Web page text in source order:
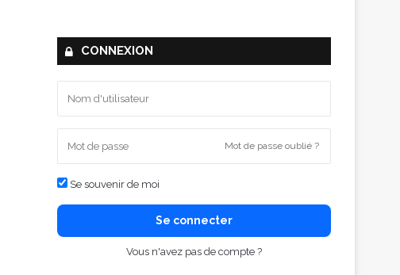
CONNEXION
Mot de passe oublié ?
Se souvenir de moi
Se connecter
Vous n'avez pas de compte ?